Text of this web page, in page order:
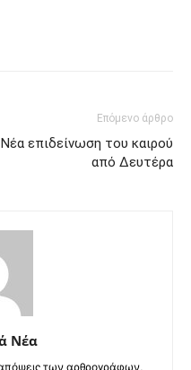
Επόμενο άρθρο
Νέα επιδείνωση του καιρού
από Δευτέρα
Νέα
απόψεις των αρθρογράφων,